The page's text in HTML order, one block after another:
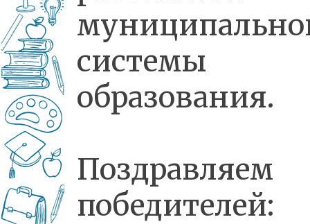
системы
образования.
Поздравляем
победителей: